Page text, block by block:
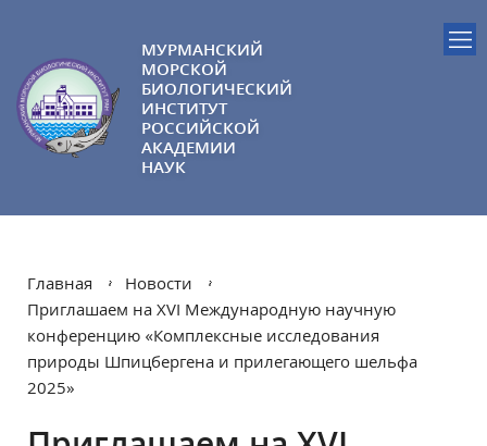
МУРМАНСКИЙ
МОРСКОЙ
БИОЛОГИЧЕСКИЙ
ИНСТИТУТ
РОССИЙСКОЙ
АКАДЕМИИ
НАУК
Главная
Новости
Приглашаем на XVI Международную научную
конференцию «Комплексные исследования
природы Шпицбергена и прилегающего шельфа
2025»